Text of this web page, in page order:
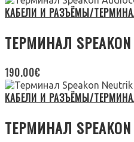
КАБЕЛИ И РАЗЪЁМЫ/ТЕРМИНАЛ
ТЕРМИНАЛ SPEAKON
190.00€
КАБЕЛИ И РАЗЪЁМЫ/ТЕРМИНАЛ
ТЕРМИНАЛ SPEAKON